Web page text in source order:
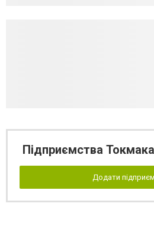
Підприємства Токмака
Додати